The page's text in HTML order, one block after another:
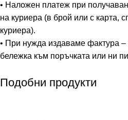
• Наложен платеж при
на куриера (в брой или с карта,
куриера).
• При нужда издаваме фактура –
бележка към поръчката или ни
Подобни продукти